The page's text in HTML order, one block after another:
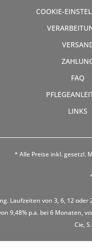
COOKIE-
FAQ
LINKS
* Alle Preise inkl. gesetzl.
von 3, 6, 12 oder
9,48% p.a. bei 6 Monaten,
Cie,